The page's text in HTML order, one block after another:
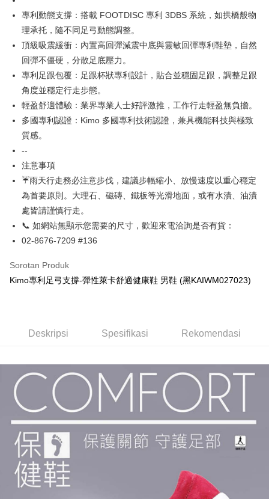
Commercial & Savings
Bank
Bank Cathay United
Mega International
Commercial Bank
Taiwan Business Bank
Bank
HSBC Bank (Taiwan)
Union Bank of Taiwan
Far Eastern International
Bank
Yuanta Commercial Bank
Bank Antarabangsa
Syarikat Kad Kredit
Rakuten Taiwan
JKOPAY
Easy Wallet
Google Pay
AFTEE
Deskripsi
Pertama, Mengenai Perkhidmatan AFTEE Beli Sekarang Bayar Kemudian
1. Dengan memilih AFTEE sebagai kaedah pembayaran, mesej
3. Tiada bayaran diperlukan apabila pesanan disahkan. Produk akan
dihantar ke alamat yang ditetapkan.
manakala ahli aplikasi akan menerima pemberitahuan tolak aplikasi
AFTEE.
5. Tiada bayaran diperlukan apabila anda menerima produk. Sila buat
pembayaran di empat kedai serbaneka utama, ATM atau perbankan
dalam talian dengan SMS pembayaran atau pemberitahuan tolak aplikasi
Sila ambil perhatian bahawa tempoh pembayaran adalah 14 hari. Walau
bagaimanapun, bagi mereka yang telah memuat turun Aplikasi AFTEE
Tempoh pembayaran dikira dari masa kedai meminta pembayaran anda,
ditambah dengan bilangan hari yang boleh dilanjutkan oleh AFTEE. Anda
menerima pesanan anda semasa tempoh pembayaran (cth.: produk
prapesanan atau produk yang mungkin mengambil masa yang lebih
lama untuk dihantar). Oleh itu, anda dikehendaki membuat pembayaran
kepada AFTEE dalam tempoh sama ada anda menerima pesanan.
Kedua, Sekatan Pembayaran
1. Jumlah yang diperakui untuk pengguna kali pertama boleh sehingga
NT$10,000. Amaun diperakui sebenar yang diluluskan akan berdasarkan
keputusan pensijilan dan semakan oleh AFTEE.
2. Amaun perbelanjaan minimum mestilah lebih besar daripada NT$20.
3. Pada masa ini hanya tersedia untuk ahli Taiwan.
Pemindahan ATM
Tunai semasa Penghantaran
Pilihan Penghantaran
全家取貨付款
NT$1,000 atau lebih
NT$1,000 atau lebih
貨到付款
NT$60/pesanan | Penghantaran percuma untuk pesanan
NT$1,000 atau lebih
專利動態支撐：搭載 FOOTDISC 專利 3DBS 系統，如拱橋般物
理承托，隨不同足弓動態調整。
頂級吸震緩衝：內置高回彈減震中底與靈敏回彈專利鞋墊，自然
回彈不僵硬，分散足底壓力。
專利足跟包覆：足跟杯狀專利設計，貼合並穩固足跟，調整足跟
角度並穩定行走步態。
輕盈舒適體驗：業界專業人士好評激推，工作行走輕盈無負擔。
多國專利認證：Kimo 多國專利技術認證，兼具機能科技與極致
質感。
--
注意事項
☔雨天行走務必注意步伐，建議步幅縮小、放慢速度以重心穩定
為首要原則。大理石、磁磚、鐵板等光滑地面，或有水漬、油漬
處皆請謹慎行走。
📞 如網站無顯示您需要的尺寸，歡迎來電洽詢是否有貨：
02-8676-7209 #136
Sorotan Produk
Kimo專利足弓支撐-彈性萊卡舒適健康鞋 男鞋 (黑KAIWM027023)
Deskripsi Spesifikasi Rekomendasi